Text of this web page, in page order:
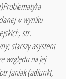
w wyniku
str.
starszy asystent
względu na jej
Janiak (adiunkt,